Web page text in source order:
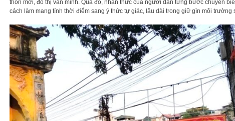
thôn mới, đô thị văn minh. Qua đó, nhận thức của người dân từng bước chuyển
cách làm mang tính thời điểm sang ý thức tự giác, lâu dài trong giữ gìn môi trường